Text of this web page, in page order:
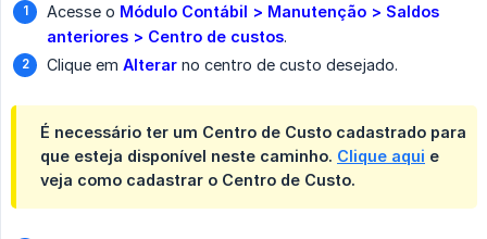
Acesse o Módulo Contábil > Manutenção > Saldos
anteriores > Centro de custos.
Clique em Alterar no centro de custo desejado.
É necessário ter um Centro de Custo cadastrado para
que esteja disponível neste caminho. Clique aqui e
veja como cadastrar o Centro de Custo.